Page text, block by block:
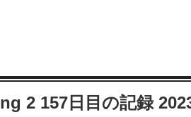
2 157日目の記録